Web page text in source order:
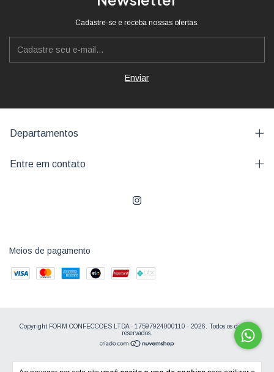
Cadastre-se e receba nossas ofertas.
Departamentos
Entre em contato
Meios de pagamento
Copyright FORM CONFECCOES LTDA - 17597924000110 - 2026. Todos os direitos
reservados.